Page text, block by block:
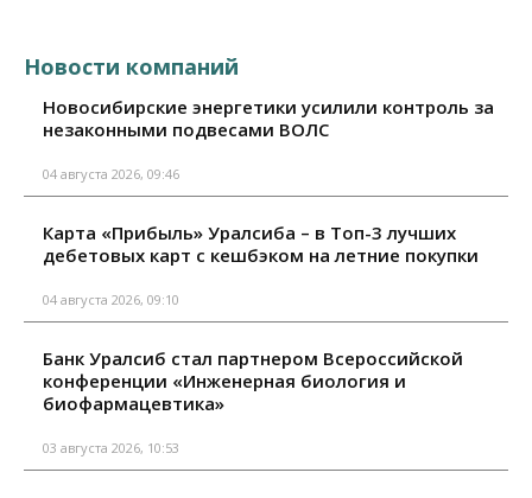
Новости компаний
Новосибирские энергетики усилили контроль за
незаконными подвесами ВОЛС
04 августа 2026, 09:46
Карта «Прибыль» Уралсиба – в Топ-3 лучших
дебетовых карт с кешбэком на летние покупки
04 августа 2026, 09:10
Банк Уралсиб стал партнером Всероссийской
конференции «Инженерная биология и
биофармацевтика»
03 августа 2026, 10:53